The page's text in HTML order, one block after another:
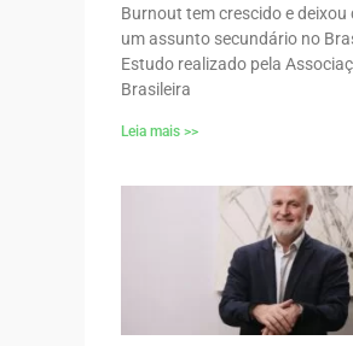
Burnout tem crescido e deixou
um assunto secundário no
Estudo realizado pela
Brasileira
Leia mais >>